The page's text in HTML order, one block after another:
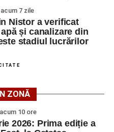
Muzeului Municipal „Ioan
Remus Grama, alături de
atât artiști consacrați, cât
cinematografică
urmări mai multe producții
acum 7 zile
Nistor a verificat
și canalizare din
stadiul lucrărilor
ZONĂ
acum 10 ore
2026: Prima ediție a